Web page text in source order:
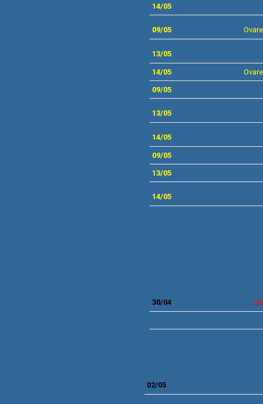
14/05
09/05
13/05
14/05
09/05
13/05
14/05
09/05
13/05
14/05
30/04
02/05